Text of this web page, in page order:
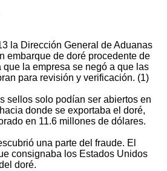
la Dirección General de Aduanas
embarque de doré procedente de
que la empresa se negó a que las
para revisión y verificación. (1)
sellos solo podían ser abiertos en
donde se exportaba el doré,
en 11.6 millones de dólares.
una parte del fraude. El
consignaba los Estados Unidos
doré.